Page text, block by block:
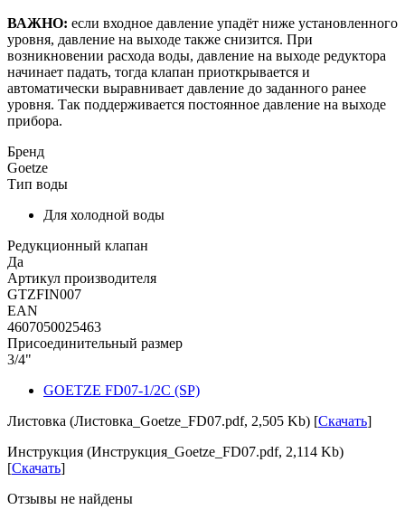
ВАЖНО: если входное давление упадёт ниже установленного
уровня, давление на выходе также снизится. При
возникновении расхода воды, давление на выходе редуктора
начинает падать, тогда клапан приоткрывается и
автоматически выравнивает давление до заданного ранее
уровня. Так поддерживается постоянное давление на выходе
прибора.
Бренд
Goetze
Тип воды
Для холодной воды
Редукционный клапан
Да
Артикул производителя
GTZFIN007
EAN
4607050025463
Присоединительный размер
3/4"
GOETZE FD07-1/2C (SP)
Листовка (Листовка_Goetze_FD07.pdf, 2,505 Kb) [Скачать]
Инструкция (Инструкция_Goetze_FD07.pdf, 2,114 Kb)
[Скачать]
Отзывы не найдены